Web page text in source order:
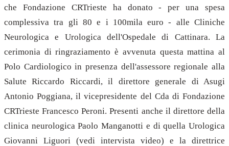
che Fondazione CRTrieste ha donato - per una spesa
complessiva tra gli 80 e i 100mila euro - alle Cliniche
Neurologica e Urologica dell'Ospedale di Cattinara. La
cerimonia di ringraziamento è avvenuta questa mattina al
Polo Cardiologico in presenza dell'assessore regionale alla
Salute Riccardo Riccardi, il direttore generale di Asugi
Antonio Poggiana, il vicepresidente del Cda di Fondazione
CRTrieste Francesco Peroni. Presenti anche il direttore della
clinica neurologica Paolo Manganotti e di quella Urologica
Giovanni Liguori (vedi intervista video) e la direttrice